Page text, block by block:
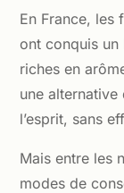
En France, les
ont conquis un
riches en
une
l’esprit, sans
Mais entre les
modes de